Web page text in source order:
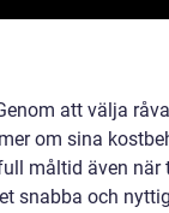
att välja
om sina
måltid även när
snabba och